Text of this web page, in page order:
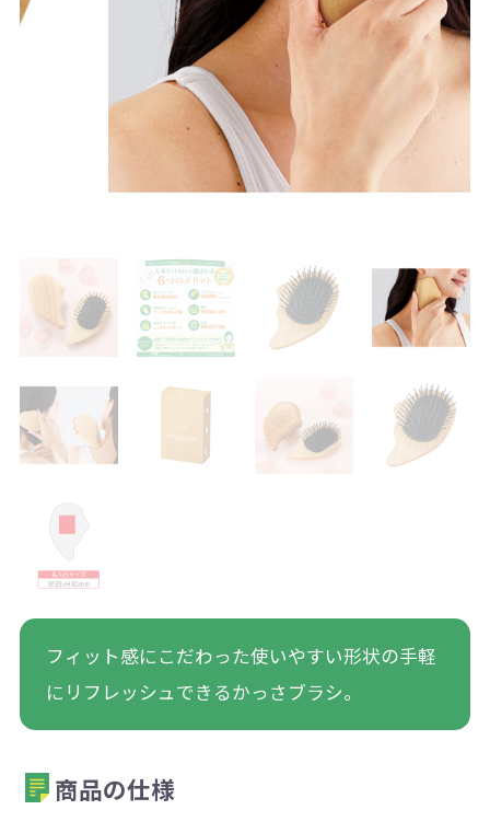
フィット感にこだわった使いやすい形状の手軽
にリフレッシュできるかっさブラシ。
商品の仕様